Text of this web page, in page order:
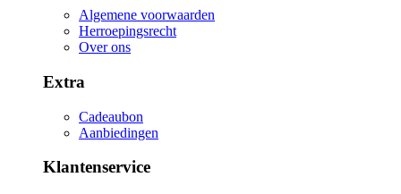
Algemene voorwaarden
Herroepingsrecht
Over ons
Extra
Cadeaubon
Aanbiedingen
Klantenservice